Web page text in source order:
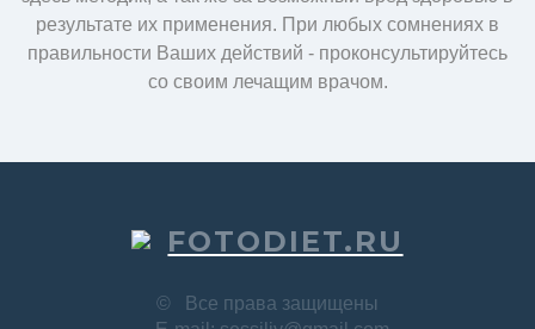
результате их применения. При любых сомнениях в
правильности Ваших действий - проконсультируйтесь
со своим лечащим врачом.
FOTODIET.RU
©
Все права защищены